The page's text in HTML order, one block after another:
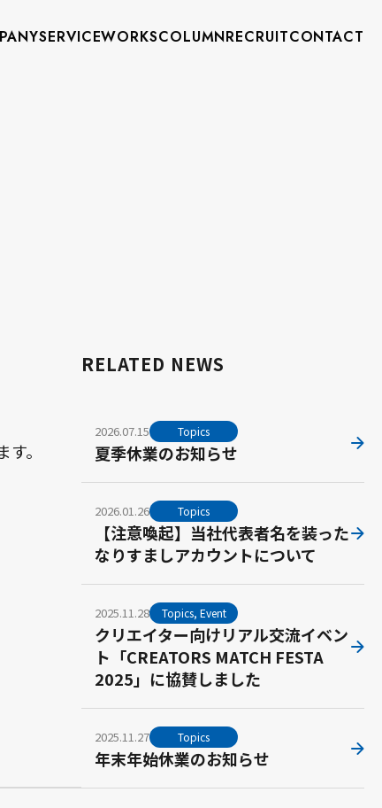
SERVICEWORKSCOLUMNRECRUITCONTACT
。
RELATED NEWS
2026.07.15 Topics
夏季休業のお知らせ
2026.01.26 Topics
【注意喚起】当社代表者名を装った
なりすましアカウントについて
2025.11.28 Topics, Event
クリエイター向けリアル交流イベン
ト「CREATORS MATCH FESTA
2025」に協賛しました
2025.11.27 Topics
年末年始休業のお知らせ